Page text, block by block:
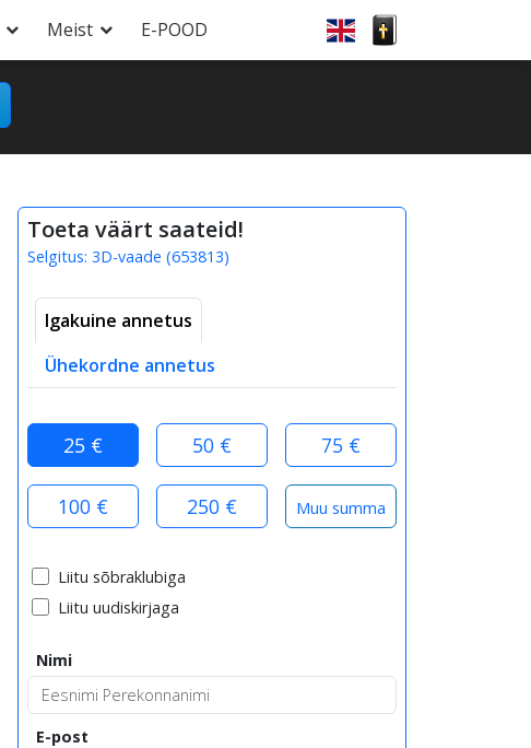
Meist E-POOD
Toeta väärt saateid!
Selgitus: 3D-vaade (653813)
Igakuine annetus
Ühekordne annetus
25 € 50 € 75 €
100 € 250 €
Liitu sõbraklubiga
Liitu uudiskirjaga
Nimi
E-post